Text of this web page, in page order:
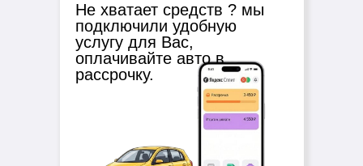
Не хватает средств ? мы
подключили удобную
услугу для Вас,
оплачивайте авто в
рассрочку.